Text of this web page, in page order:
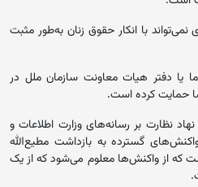
با انکار حقوق زنان به‌طور مثبت
یا دفتر هیات معاونت سازمان ملل در
حمایت کرده است.
نظارت بر رسانه‌های وزارت اطلاعات و
گسترده به بازداشت مطیع‌الله
که از واکنش‌ها معلوم می‌شود که از یک